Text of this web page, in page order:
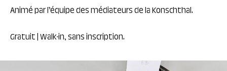
Animé par l’équipe des médiateurs de la Konschthal.
Gratuit | Walk-in, sans inscription.